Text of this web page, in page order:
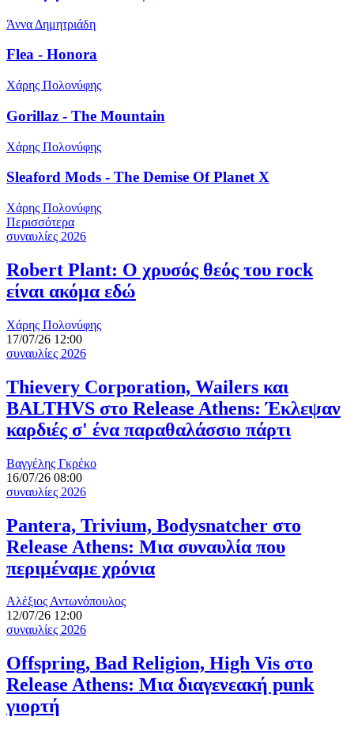
Άννα Δημητριάδη
Flea - Honora
Χάρης Πολονύφης
Gorillaz - The Mountain
Χάρης Πολονύφης
Sleaford Mods - The Demise Of Planet X
Χάρης Πολονύφης
Περισσότερα
συναυλίες 2026
Robert Plant: Ο χρυσός θεός του rock
είναι ακόμα εδώ
Χάρης Πολονύφης
17/07/26 12:00
συναυλίες 2026
Thievery Corporation, Wailers και
BALTHVS στο Release Athens: Έκλεψαν
καρδιές σ' ένα παραθαλάσσιο πάρτι
Βαγγέλης Γκρέκο
16/07/26 08:00
συναυλίες 2026
Pantera, Trivium, Bodysnatcher στο
Release Athens: Μια συναυλία που
περιμέναμε χρόνια
Αλέξιος Αντωνόπουλος
12/07/26 12:00
συναυλίες 2026
Offspring, Bad Religion, High Vis στο
Release Athens: Μια διαγενεακή punk
γιορτή